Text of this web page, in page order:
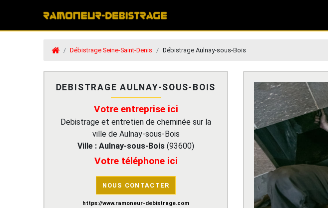
Débistrage Seine-Saint-Denis Débistrage Aulnay-sous-Bois
DEBISTRAGE AULNAY-SOUS-BOIS
Votre entreprise ici
Debistrage et entretien de cheminée sur la
ville de Aulnay-sous-Bois
Ville : Aulnay-sous-Bois (93600)
Votre téléphone ici
NOUS CONTACTER
https://www.ramoneur-debistrage.com